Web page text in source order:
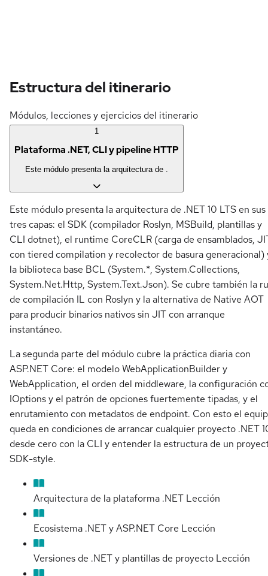
Estructura del itinerario
Módulos, lecciones y ejercicios del itinerario
1
Plataforma .NET, CLI y pipeline HTTP
Este módulo presenta la arquitectura de .
Este módulo presenta la arquitectura de .NET 10 LTS en sus
tres capas: el SDK (compilador Roslyn, MSBuild, plantillas y
CLI dotnet), el runtime CoreCLR (carga de ensamblados,
con tiered compilation y recolector de basura generacional)
la biblioteca base BCL (System.*, System.Collections,
System.Net.Http, System.Text.Json). Se cubre también la
de compilación IL con Roslyn y la alternativa de Native AOT
para producir binarios nativos sin JIT con arranque
instantáneo.
La segunda parte del módulo cubre la práctica diaria con
ASP.NET Core: el modelo WebApplicationBuilder y
WebApplication, el orden del middleware, la configuración
IOptions y el patrón de opciones fuertemente tipadas, y el
enrutamiento con metadatos de endpoint. Con esto el
queda en condiciones de arrancar cualquier proyecto .NET
desde cero con la CLI y entender la estructura de un
SDK-style.
Arquitectura de la plataforma .NET Lección
Ecosistema .NET y ASP.NET Core Lección
Versiones de .NET y plantillas de proyecto Lección